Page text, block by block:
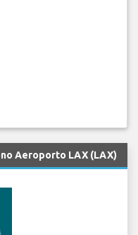
Aeroporto LAX (LAX)